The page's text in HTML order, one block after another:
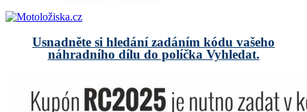
Usnadněte si hledání zadáním kódu vašeho
náhradního dílu do políčka Vyhledat.